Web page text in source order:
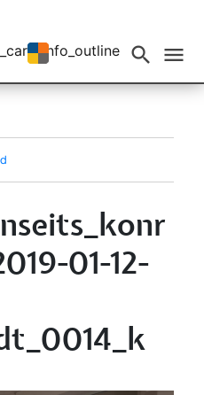
search
info_outline
Events filtern menu
01-12-